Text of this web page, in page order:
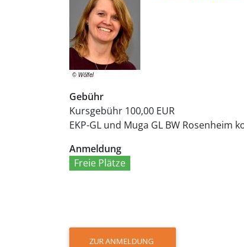
Gebühr
Kursgebühr 100,00 EUR
EKP-GL und Muga GL BW Rosenheim
Anmeldung
Freie Plätze
ZUR ANMELDUNG